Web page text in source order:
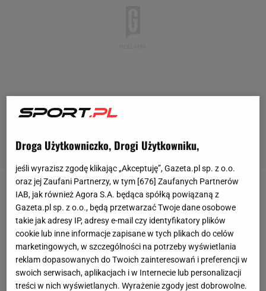
"Nie milkną echa dotkliwej porażki Brazylii z
Argentyną. Po tym meczu w kraju głosy były
jednoznaczne - trzeba zwolnić Dorivala Juniora.
Brazylijska Konfederacja Piłki Nożnej w końcu
wydała komunikat dotyczący przyszłości
szkoleniowca. To musiało się tak skończyć" -pisał
Droga Użytkowniczko, Drogi Użytkowniku,
jeśli wyrazisz zgodę klikając „Akceptuję”, Gazeta.pl sp. z o.o.
oraz jej Zaufani Partnerzy, w tym [676] Zaufanych Partnerów
IAB, jak również Agora S.A. będąca spółką powiązaną z
Gazeta.pl sp. z o.o., będą przetwarzać Twoje dane osobowe
takie jak adresy IP, adresy e-mail czy identyfikatory plików
cookie lub inne informacje zapisane w tych plikach do celów
marketingowych, w szczególności na potrzeby wyświetlania
reklam dopasowanych do Twoich zainteresowań i preferencji w
swoich serwisach, aplikacjach i w Internecie lub personalizacji
treści w nich wyświetlanych. Wyrażenie zgody jest dobrowolne.